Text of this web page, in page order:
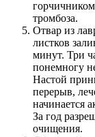
тромбоза.
Отвар из
листков
минут. Три
понемногу
Настой
перерыв,
начинается
За год
очищения.